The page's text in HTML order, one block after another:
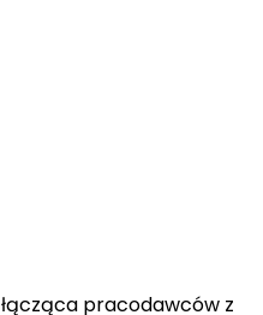
pracodawców z